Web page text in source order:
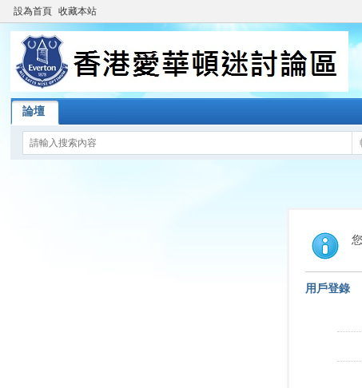
設為首頁 收藏本站
論壇
用戶登錄